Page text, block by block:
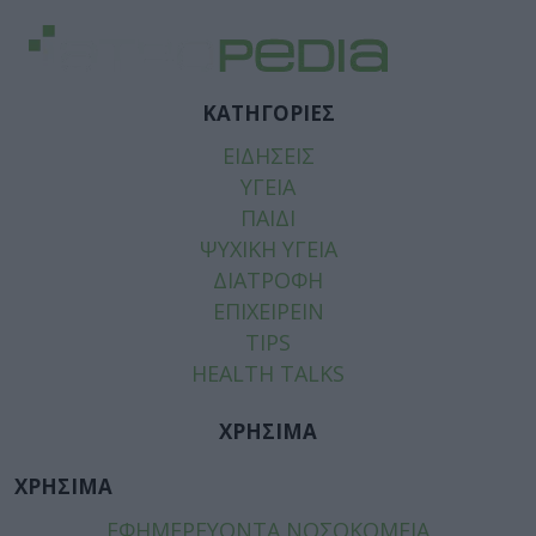
ΚΑΤΗΓΟΡΙΕΣ
ΕΙΔΗΣΕΙΣ
ΥΓΕΙΑ
ΠΑΙΔΙ
ΨΥΧΙΚΗ ΥΓΕΙΑ
ΔΙΑΤΡΟΦΗ
ΕΠΙΧΕΙΡΕΙΝ
TIPS
HEALTH TALKS
ΧΡΗΣΙΜΑ
ΧΡΗΣΙΜΑ
ΕΦΗΜΕΡΕΥΟΝΤΑ ΝΟΣΟΚΟΜΕΙΑ